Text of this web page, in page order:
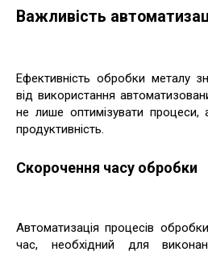
Важливість
Ефективність обробки металу
від використання
не лише оптимізувати процеси,
продуктивність.
Скорочення часу обробки
Автоматизація процесів
час, необхідний для